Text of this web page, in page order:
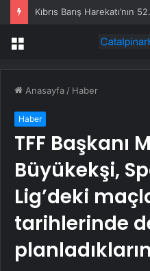
Menü
Anasayfa / Haber
Haber
TFF Başkanı
Büyükekşi,
Lig’deki
tarihlerinde